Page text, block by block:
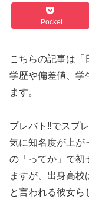
Pocket
こちらの記事は
学歴や偏差値、学
ます。
プレバト‼でスプ
気に知名度が上が
の「ってか」で初
ますが、出身高校
と言われる彼女ら